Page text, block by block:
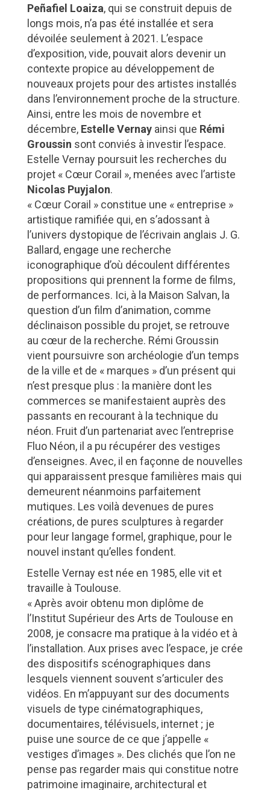
Peñafiel Loaiza, qui se construit depuis de
longs mois, n’a pas été installée et sera
dévoilée seulement à 2021. L’espace
d’exposition, vide, pouvait alors devenir un
contexte propice au développement de
nouveaux projets pour des artistes installés
dans l’environnement proche de la structure.
Ainsi, entre les mois de novembre et
décembre, Estelle Vernayainsi que Rémi
Groussin sont conviés à investir l’espace.
Estelle Vernay poursuit les recherches du
projet « Cœur Corail », menées avec l’artiste
Nicolas Puyjalon.
« Cœur Corail » constitue une « entreprise »
artistique ramifiée qui, en s’adossant à
l’univers dystopique de l’écrivain anglais J. G.
Ballard, engage une recherche
iconographique d’où découlent différentes
propositions qui prennent la forme de films,
de performances. Ici, à la Maison Salvan, la
question d’un film d’animation, comme
déclinaison possible du projet, se retrouve
au cœur de la recherche. Rémi Groussin
vient poursuivre son archéologie d’un temps
de la ville et de « marques » d’un présent qui
n’est presque plus : la manière dont les
commerces se manifestaient auprès des
passants en recourant à la technique du
néon. Fruit d’un partenariat avec l’entreprise
Fluo Néon, il a pu récupérer des vestiges
d’enseignes. Avec, il en façonne de nouvelles
qui apparaissent presque familières mais qui
demeurent néanmoins parfaitement
mutiques. Les voilà devenues de pures
créations, de pures sculptures à regarder
pour leur langage formel, graphique, pour le
nouvel instant qu’elles fondent.
Estelle Vernay est née en 1985, elle vit et
travaille à Toulouse.
« Après avoir obtenu mon diplôme de
l’Institut Supérieur des Arts de Toulouse en
2008, je consacre ma pratique à la vidéo et à
l’installation. Aux prises avec l’espace, je crée
des dispositifs scénographiques dans
lesquels viennent souvent s’articuler des
vidéos. En m’appuyant sur des documents
visuels de type cinématographiques,
documentaires, télévisuels, internet ; je
puise une source de ce que j’appelle «
vestiges d’images ». Des clichés que l’on ne
pense pas regarder mais qui constitue notre
patrimoine imaginaire, architectural et